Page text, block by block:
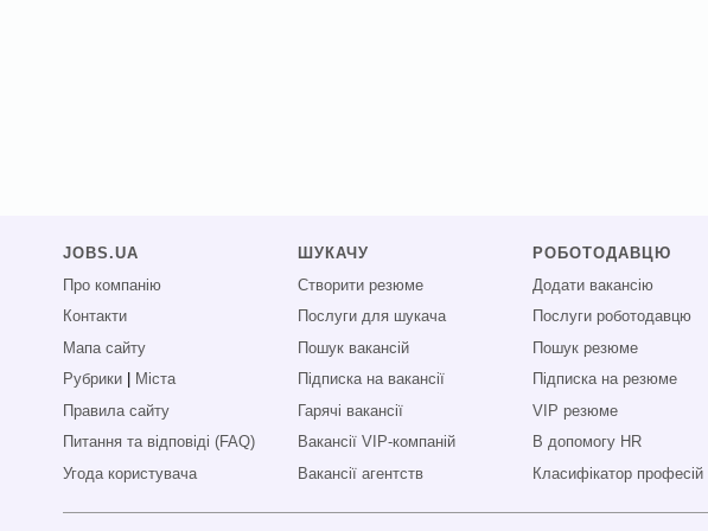
JOBS.UA
Про компанію
Контакти
Мапа сайту
Рубрики
Міста
Правила сайту
Питання та відповіді (FAQ)
Угода користувача
ШУКАЧУ
Створити резюме
Послуги для шукача
Пошук вакансій
Підписка на вакансії
Гарячі вакансії
Вакансії VIP-компаній
Вакансії агентств
РОБОТОДАВЦЮ
Додати вакансію
Послуги роботодавцю
Пошук резюме
Підписка на резюме
VIP резюме
В допомогу HR
Класифікатор професій